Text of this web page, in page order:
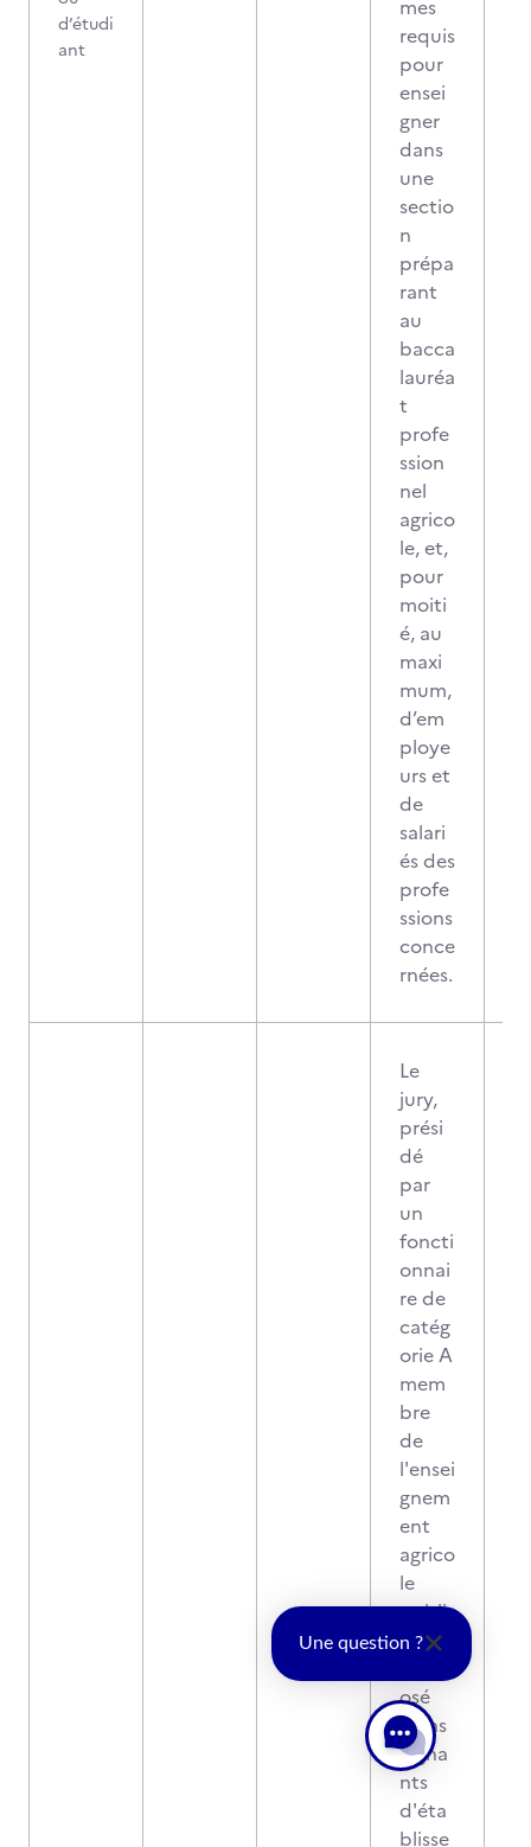
d’étudi
ant
mes
requis
pour
ensei
gner
dans
une
sectio
n
prépa
rant
au
bacca
lauréa
t
profe
ssion
nel
agrico
le, et,
pour
moiti
é, au
maxi
mum,
d’em
ploye
urs et
de
salari
és des
profe
ssions
conce
rnées.
Le
jury,
prési
dé
par
un
foncti
onnai
re de
catég
orie A
mem
bre
de
l'ensei
gnem
ent
agrico
le
publi
c, est
osé
d’ens
eigna
nts
d'éta
blisse
Une question ?